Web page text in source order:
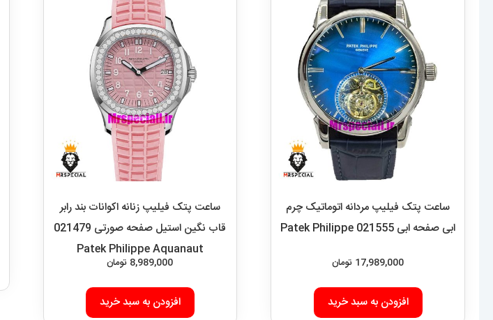
ساعت پتک فیلیپ مردانه اتوماتیک چرم
ابی صفحه ابی Patek Philippe 021555
17,989,000 تومان
افزودن به سبد خرید
ساعت پتک فیلیپ زنانه اکوانات بند رابر
قاب نگین استیل صفحه صورتی 021479
Patek Philippe Aquanaut
8,989,000 تومان
افزودن به سبد خرید